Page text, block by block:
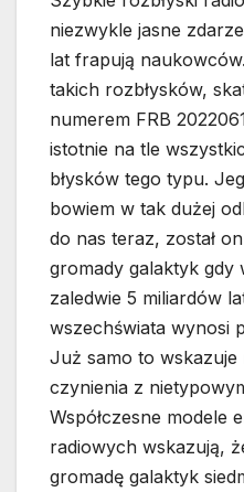
niezwykle jasne
lat frapują
takich rozbłysków,
numerem FRB
istotnie na tle
błysków tego typu.
bowiem w tak dużej
do nas teraz, został
gromady galaktyk gdy
zaledwie 5 miliardów
wszechświata wynosi
Już samo to wskazuje
czynienia z
Współczesne modele
radiowych wskazują,
gromadę galaktyk